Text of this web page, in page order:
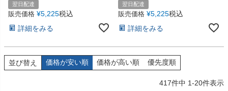
翌日配達
販売価格 ¥5,225税込
詳細をみる
翌日配達
販売価格 ¥5,225税込
詳細をみる
並び替え 価格が安い順 価格が高い順 優先度順
417件中 1-20件表示